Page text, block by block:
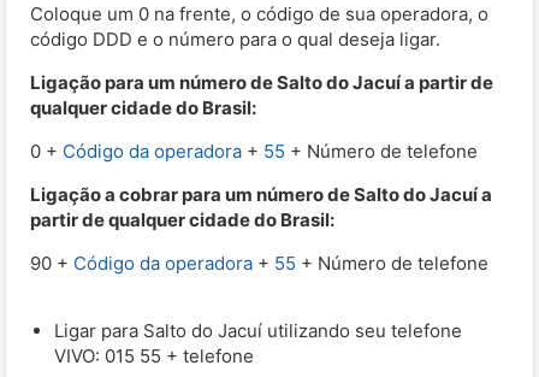
Coloque um 0 na frente, o código de sua operadora, o
código DDD e o número para o qual deseja ligar.
Ligação para um número de Salto do Jacuí a partir de
qualquer cidade do Brasil:
0 + Código da operadora + 55 + Número de telefone
Ligação a cobrar para um número de Salto do Jacuí a
partir de qualquer cidade do Brasil:
90 + Código da operadora + 55 + Número de telefone
Ligar para Salto do Jacuí utilizando seu telefone
VIVO: 015 55 + telefone